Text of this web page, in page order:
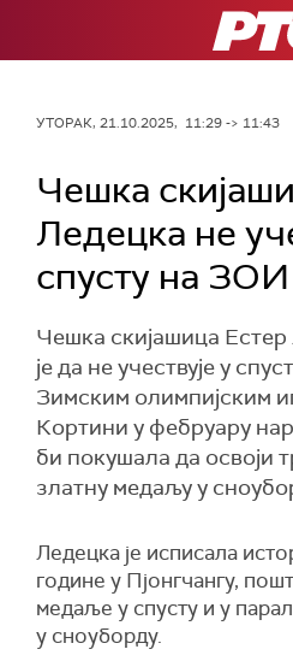
РТС
УТОРАК, 21.10.2025, 11:29 -> 11:43
Чешка
Ледецка не
спусту на
Чешка скијашица
је да не учествује у
Зимским олимпијским
Кортини у фебруару
би покушала да освоји
златну медаљу у
Ледецка је исписала
године у Пјонгчангу,
медаље у спусту и у
у сноуборду.